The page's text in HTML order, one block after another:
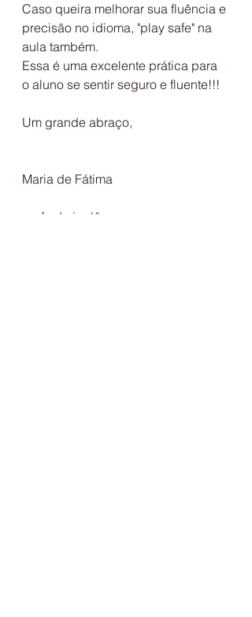
Caso queira melhorar sua fluência e
precisão no idioma, "play safe" na
aula também.
Essa é uma excelente prática para
o aluno se sentir seguro e fluente!!!
Um grande abraço,
Maria de Fátima
profa de inglês